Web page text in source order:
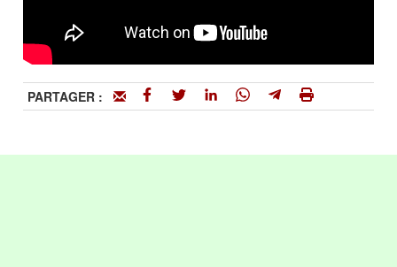
PARTAGER :